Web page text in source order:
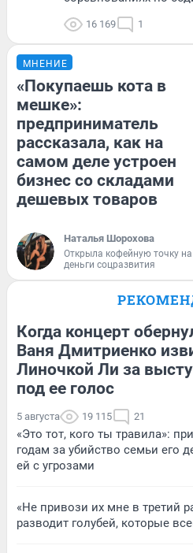
16 169 1
МНЕНИЕ
«Покупаешь кота в
мешке»:
предприниматель
рассказала, как на
самом деле устроен
бизнес со складами
дешевых товаров
Наталья Шорохова
Открыла кофейную точку на
деньги соцразвития
Когда концерт
Ваня Дмитриенко
Линочкой Ли за
под ее голос
5 августа 19 115 21
«Это тот, кого ты травила»:
годам за убийство семьи его
ей с угрозами
«Не привози их мне в третий
разводит голубей, которые